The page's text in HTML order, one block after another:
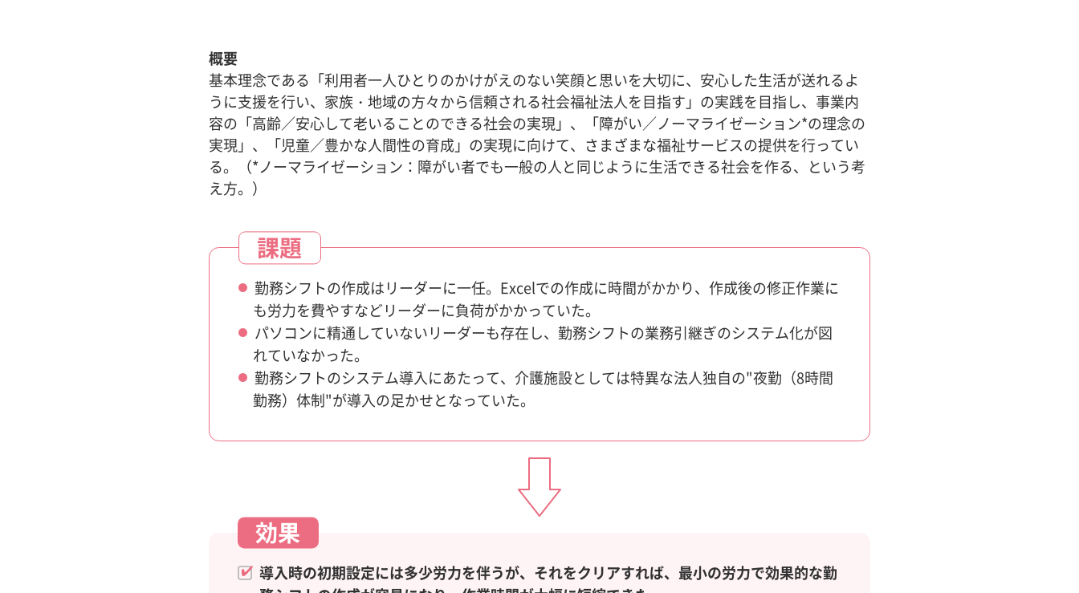
概要
基本理念である「利用者一人ひとりのかけがえのない笑顔と思いを大切に、安心した生活が送れるよ
うに支援を行い、家族・地域の方々から信頼される社会福祉法人を目指す」の実践を目指し、事業内
容の「高齢／安心して老いることのできる社会の実現」、「障がい／ノーマライゼーション*の理念の
実現」、「児童／豊かな人間性の育成」の実現に向けて、さまざまな福祉サービスの提供を行ってい
る。（*ノーマライゼーション：障がい者でも一般の人と同じように生活できる社会を作る、という考
え方。）
課題
勤務シフトの作成はリーダーに一任。Excelでの作成に時間がかかり、作成後の修正作業に
も労力を費やすなどリーダーに負荷がかかっていた。
パソコンに精通していないリーダーも存在し、勤務シフトの業務引継ぎのシステム化が図
れていなかった。
勤務シフトのシステム導入にあたって、介護施設としては特異な法人独自の"夜勤（8時間
勤務）体制"が導入の足かせとなっていた。
効果
導入時の初期設定には多少労力を伴うが、それをクリアすれば、最小の労力で効果的な勤